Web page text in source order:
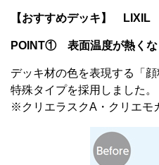
【おすすめデッキ】 LIXIL
POINT① 表面温度が熱くな
デッキ材の色を表現する「
特殊タイプを採用しました。
※クリエラスクA・クリエモ